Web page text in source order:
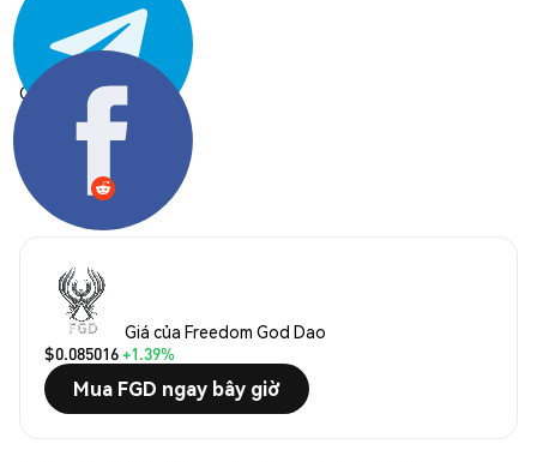
Chia sẻ:
Giá của Freedom God Dao
$0.085016+1.39%
Mua FGD ngay bây giờ